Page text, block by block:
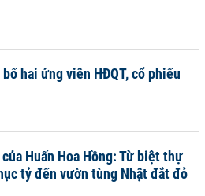
hai ứng viên HĐQT, cổ phiếu
Huấn Hoa Hồng: Từ biệt thự
tỷ đến vườn tùng Nhật đắt đỏ